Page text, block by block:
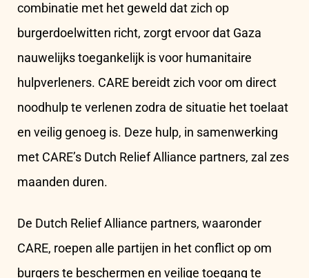
combinatie met het geweld dat zich op
burgerdoelwitten richt, zorgt ervoor dat Gaza
nauwelijks toegankelijk is voor humanitaire
hulpverleners. CARE bereidt zich voor om direct
noodhulp te verlenen zodra de situatie het toelaat
en veilig genoeg is. Deze hulp, in samenwerking
met CARE’s Dutch Relief Alliance partners, zal zes
maanden duren.
De Dutch Relief Alliance partners, waaronder
CARE, roepen alle partijen in het conflict op om
burgers te beschermen en veilige toegang te